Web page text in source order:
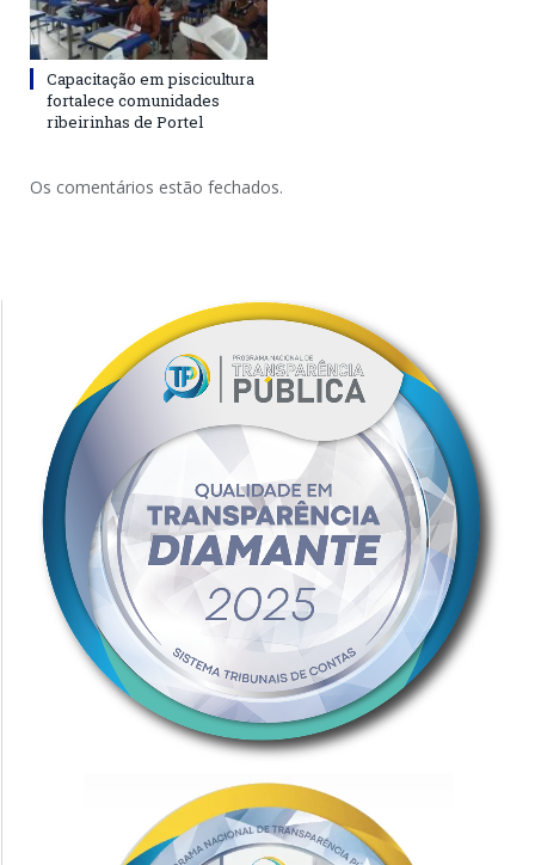
Capacitação em piscicultura
fortalece comunidades
ribeirinhas de Portel
Os comentários estão fechados.